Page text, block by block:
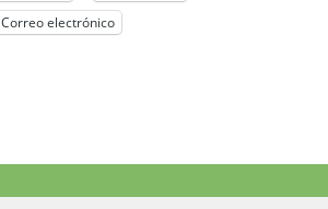
Correo electrónico